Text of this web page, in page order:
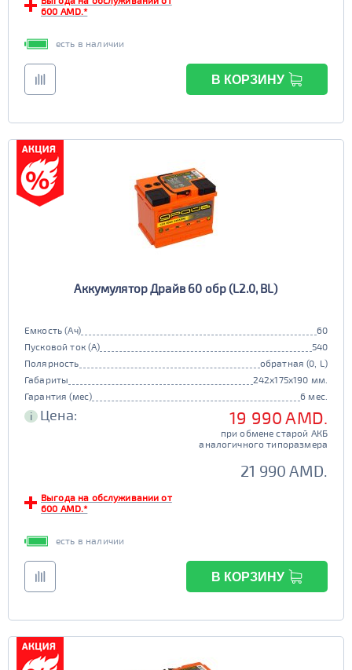
600 AMD.*
есть в наличии
В КОРЗИНУ
Аккумулятор Драйв 60 обр (L2.0, BL)
Емкость (Ач)
60
Пусковой ток (А)
540
Полярность
обратная (0, L)
Габариты
242x175x190 мм.
Гарантия (мес)
6 мес.
i Цена: 19 990 AMD.
при обмене старой АКБ
аналогичного типоразмера
21 990 AMD.
Выгода на обслуживании от
600 AMD.*
есть в наличии
В КОРЗИНУ